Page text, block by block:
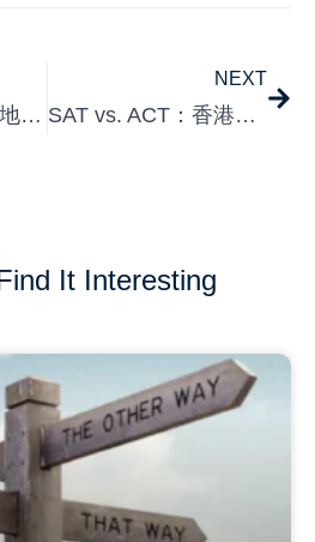
逐步指南：香港本地學生申請大學攻略
NEXT
SAT vs. ACT：香港學生申請美國大學應該考哪一個？
It Interesting